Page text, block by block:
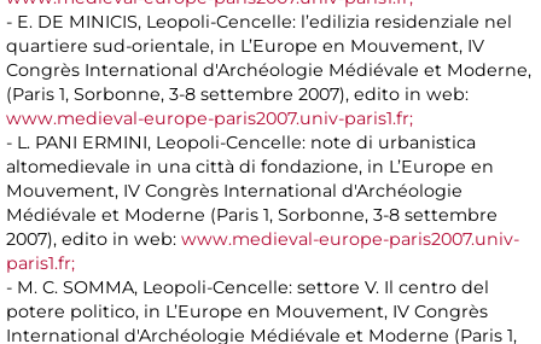
- E. DE MINICIS, Leopoli-Cencelle: l’edilizia residenziale nel
quartiere sud-orientale, in L’Europe en Mouvement, IV
Congrès International d'Archéologie Médiévale et Moderne,
(Paris 1, Sorbonne, 3-8 settembre 2007), edito in web:
www.medieval-europe-paris2007.univ-paris1.fr;
- L. PANI ERMINI, Leopoli-Cencelle: note di urbanistica
altomedievale in una città di fondazione, in L’Europe en
Mouvement, IV Congrès International d'Archéologie
Médiévale et Moderne (Paris 1, Sorbonne, 3-8 settembre
2007), edito in web: www.medieval-europe-paris2007.univ-
paris1.fr;
- M. C. SOMMA, Leopoli-Cencelle: settore V. Il centro del
potere politico, in L’Europe en Mouvement, IV Congrès
International d'Archéologie Médiévale et Moderne (Paris 1,